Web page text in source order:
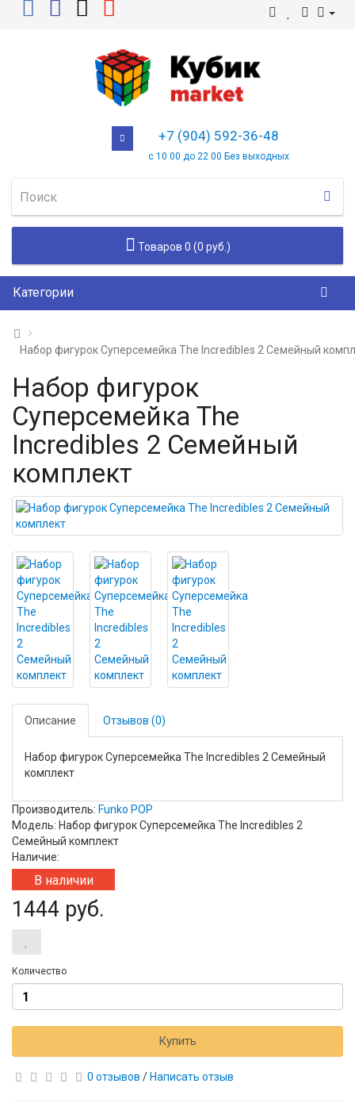
+7 (904) 592-36-48
с 10 00 до 22 00 Без выходных
Товаров 0 (0 руб.)
Категории
Набор фигурок Суперсемейка The Incredibles 2 Семейный
Набор фигурок
Суперсемейка The
Incredibles 2 Семейный
комплект
Описание Отзывов (0)
Набор фигурок Суперсемейка The Incredibles 2 Семейный
комплект
Производитель: Funko POP
Модель: Набор фигурок Суперсемейка The Incredibles 2
Семейный комплект
Наличие:
В наличии
1444 руб.
Количество
Купить
0 отзывов / Написать отзыв